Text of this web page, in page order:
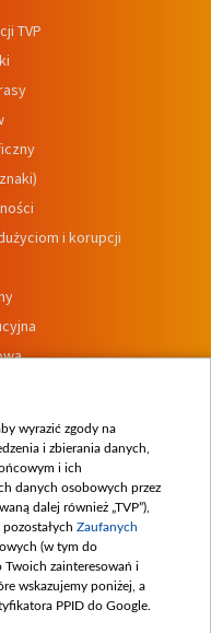
TVP
i korupcji
wyrazić zgody na
i zbierania danych,
i ich
danych osobowych przez
dalej również „TVP”),
pozostałych Zaufanych
(w tym do
Twoich zainteresowań i
wskazujemy poniżej, a
PPID do Google.